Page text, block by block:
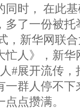
同时， 在此
多了一份被托
，新华网联
忙人》，新
#展开流传
一群人停不
点攒满。